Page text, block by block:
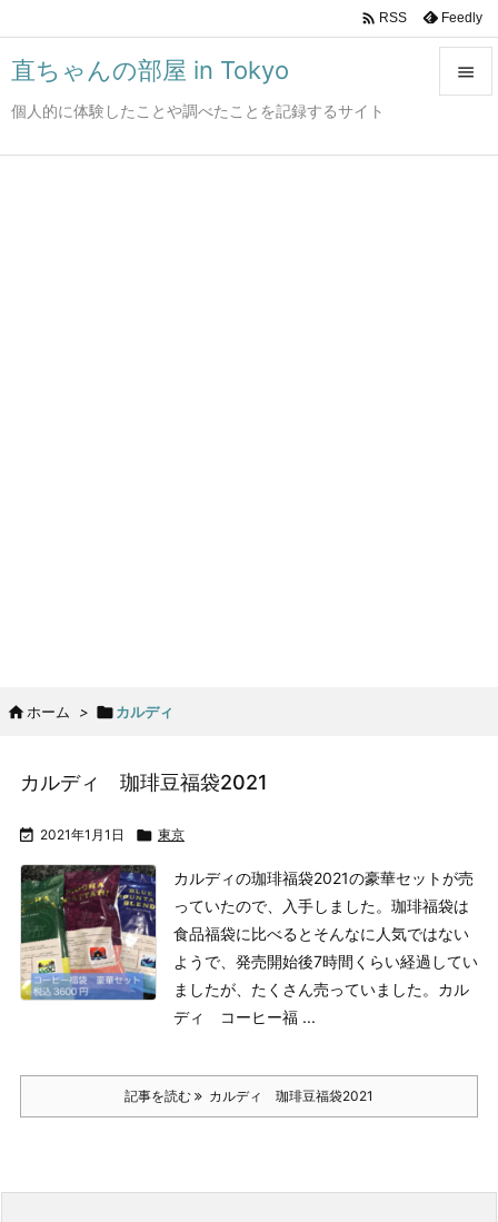
直ちゃんの部屋 in Tokyo
個人的に体験したことや調べたことを記録するサイト

 RSS Feedly
 ホーム > カルディ
カルディ 珈琲豆福袋2021
 2021年1月1日  東京
カルディの珈琲福袋2021の豪華セットが売
っていたので、入手しました。 珈琲福袋は
食品福袋に比べるとそんなに人気ではない
ようで、発売開始後7時間くらい経過してい
ましたが、たくさん売っていました。 カル
ディ コーヒー福 ...
記事を読む カルディ 珈琲豆福袋2021